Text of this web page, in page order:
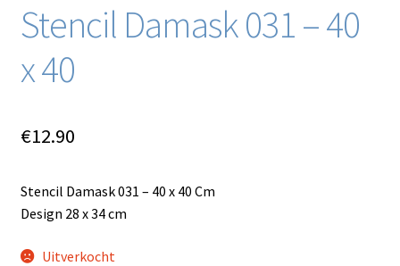
Stencil Damask 031 – 40
x 40
€12.90
Stencil Damask 031 – 40 x 40 Cm
Design 28 x 34 cm
Uitverkocht